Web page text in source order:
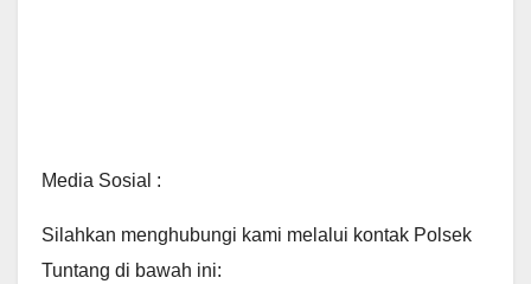
Media Sosial :
Silahkan menghubungi kami melalui kontak Polsek
Tuntang di bawah ini: